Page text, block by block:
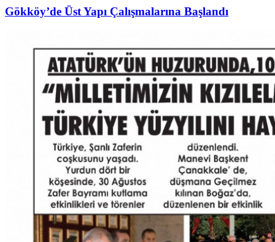
Gökköy’de Üst Yapı Çalışmalarına Başlandı